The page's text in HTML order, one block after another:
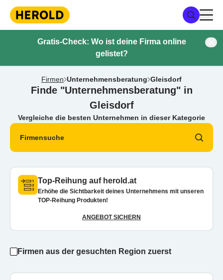
Gratis-Check: Wo ist deine Firma online
gelistet?
Firmen Unternehmensberatung Gleisdorf
Finde "Unternehmensberatung" in
Gleisdorf
Vergleiche die besten Unternehmen in dieser Kategorie
Firmensuche
Top-Reihung auf herold.at
Erhöhe die Sichtbarkeit deines Unternehmens mit unseren
TOP-Reihung Produkten!
ANGEBOT SICHERN
Firmen aus der gesuchten Region zuerst